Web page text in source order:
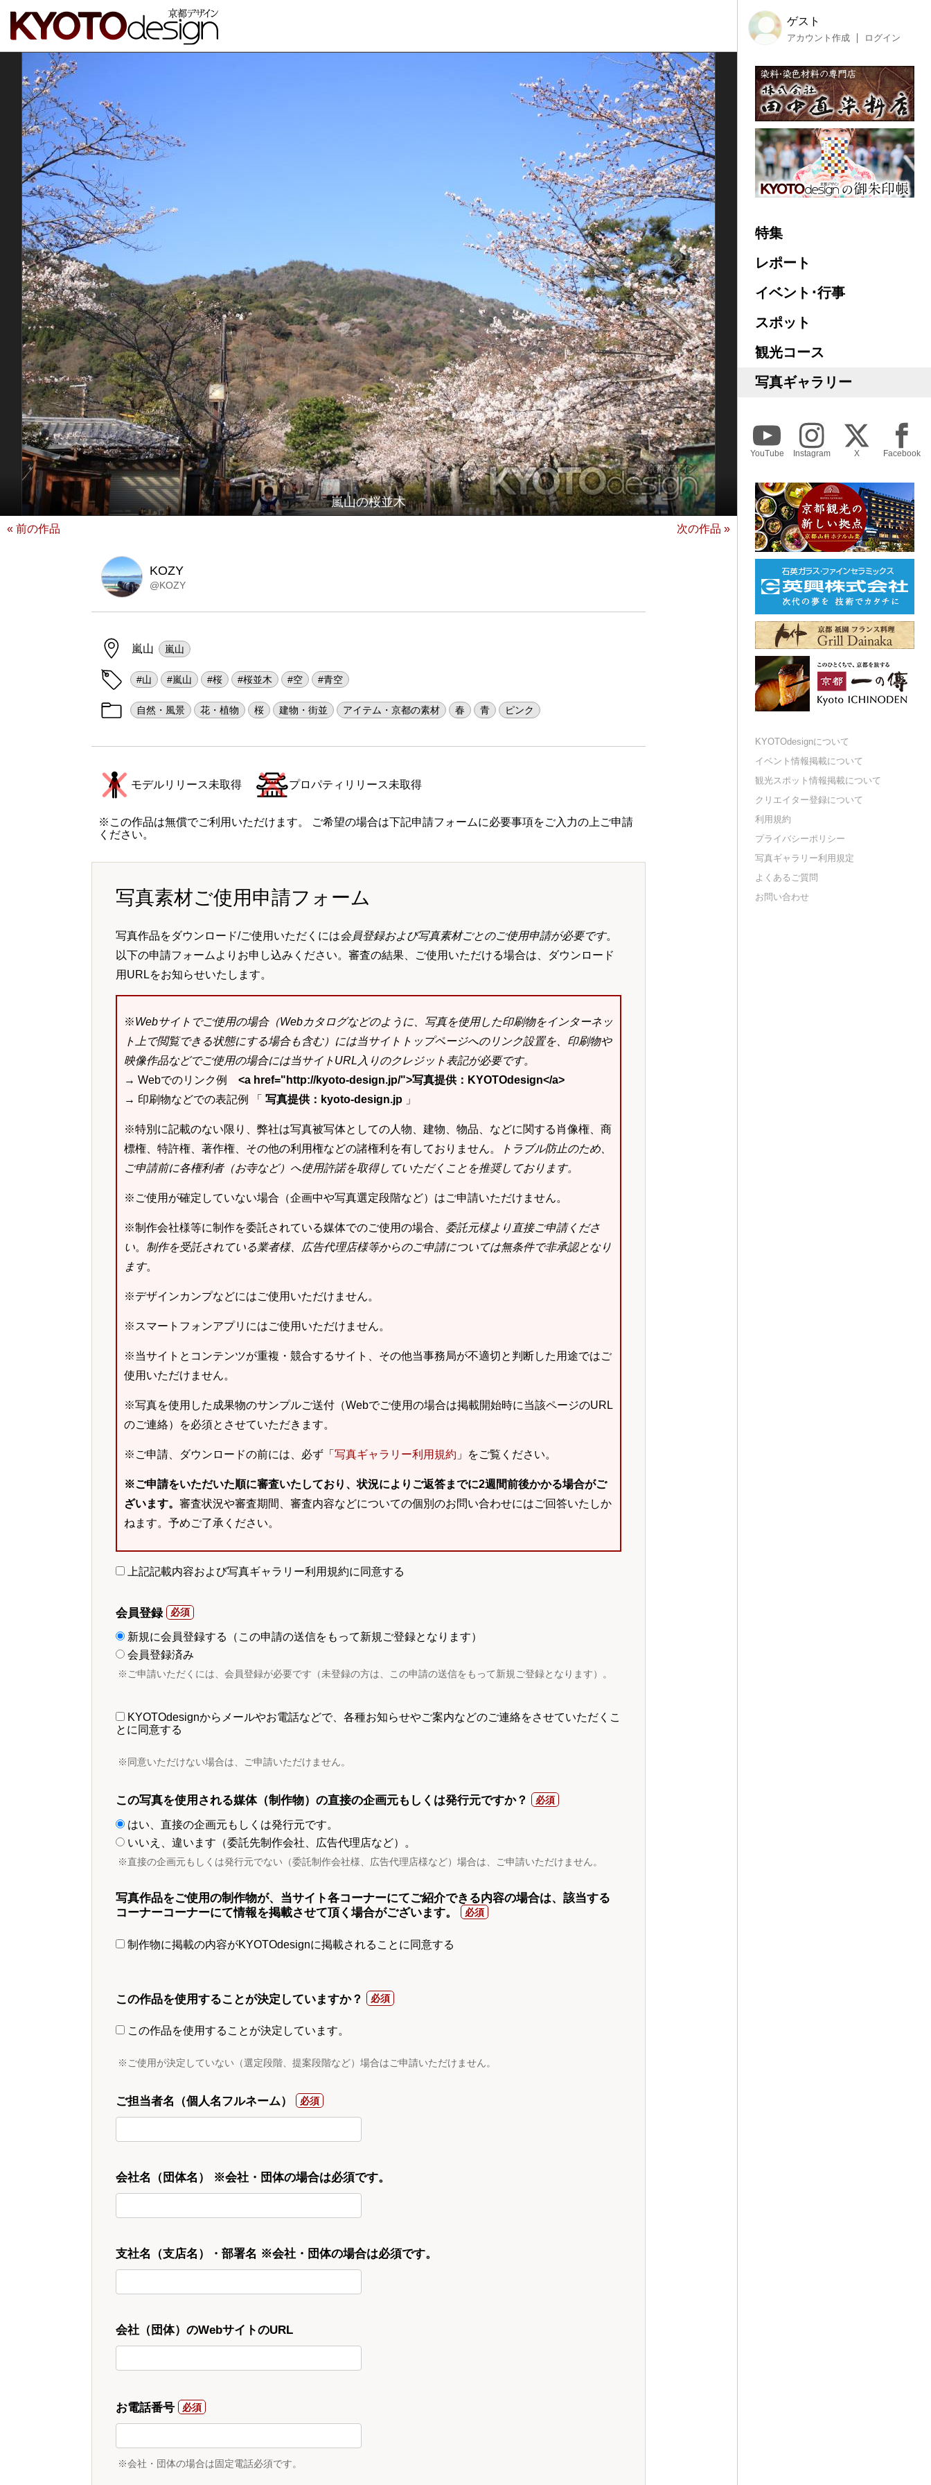
嵐山の桜並木
« 前の作品 次の作品 »
KOZY
@KOZY
嵐山 嵐山
#山 #嵐山 #桜 #桜並木 #空 #青空
自然・風景 花・植物 桜 建物・街並 アイテム・京都の素材 春 青 ピンク
モデルリリース未取得 プロパティリリース未取得
※この作品は無償でご利用いただけます。 ご希望の場合は下記申請フォームに必要事項をご入力の上ご申請
ください。
写真素材ご使用申請フォーム
写真作品をダウンロード/ご使用いただくには会員登録および写真素材ごとのご使用申請が必要です。
以下の申請フォームよりお申し込みください。審査の結果、ご使用いただける場合は、ダウンロード
用URLをお知らせいたします。
※Webサイトでご使用の場合（Webカタログなどのように、写真を使用した印刷物をインターネッ
ト上で閲覧できる状態にする場合も含む）には当サイトトップページへのリンク設置を、印刷物や
映像作品などでご使用の場合には当サイトURL入りのクレジット表記が必要です。
→ Webでのリンク例 <a href="http://kyoto-design.jp/">写真提供：KYOTOdesign</a>
→ 印刷物などでの表記例 「 写真提供：kyoto-design.jp 」
※特別に記載のない限り、弊社は写真被写体としての人物、建物、物品、などに関する肖像権、商
標権、特許権、著作権、その他の利用権などの諸権利を有しておりません。
トラブル防止のため、
ご申請前に各権利者（お寺など）へ使用許諾を取得していただくことを推奨しております。
※ご使用が確定していない場合（企画中や写真選定段階など）はご申請いただけません。
※制作会社様等に制作を委託されている媒体でのご使用の場合、 委託元様より直接ご申請くださ
い。 制作を受託されている業者様、広告代理店様等からのご申請については無条件で非承認となり
ます。
※デザインカンプなどにはご使用いただけません。
※スマートフォンアプリにはご使用いただけません。
※当サイトとコンテンツが重複・競合するサイト、その他当事務局が不適切と判断した用途ではご
使用いただけません。
※写真を使用した成果物のサンプルご送付（Webでご使用の場合は掲載開始時に当該ページのURL
のご連絡）を必須とさせていただきます。
※ご申請、ダウンロードの前には、必ず「 写真ギャラリー利用規約 」をご覧ください。
※ご申請をいただいた順に審査いたしており、状況によりご返答までに2週間前後かかる場合がご
ざいます。 審査状況や審査期間、審査内容などについての個別のお問い合わせにはご回答いたしか
ねます。予めご了承ください。
上記記載内容および写真ギャラリー利用規約に同意する
会員登録
新規に会員登録する（この申請の送信をもって新規ご登録となります）
会員登録済み
※ご申請いただくには、会員登録が必要です（未登録の方は、この申請の送信をもって新規ご登録となります）。
KYOTOdesignからメールやお電話などで、各種お知らせやご案内などのご連絡をさせていただくこ
とに同意する
※同意いただけない場合は、ご申請いただけません。
この写真を使用される媒体（制作物）の直接の企画元もしくは発行元ですか？
はい、直接の企画元もしくは発行元です。
いいえ、違います（委託先制作会社、広告代理店など）。
※直接の企画元もしくは発行元でない（委託制作会社様、広告代理店様など）場合は、ご申請いただけません。
写真作品をご使用の制作物が、当サイト各コーナーにてご紹介できる内容の場合は、該当する
コーナーコーナーにて情報を掲載させて頂く場合がございます。
制作物に掲載の内容がKYOTOdesignに掲載されることに同意する
この作品を使用することが決定していますか？
この作品を使用することが決定しています。
※ご使用が決定していない（選定段階、提案段階など）場合はご申請いただけません。
ご担当者名（個人名フルネーム）
会社名（団体名） ※会社・団体の場合は必須です。
支社名（支店名）・部署名 ※会社・団体の場合は必須です。
会社（団体）のWebサイトのURL
お電話番号
※会社・団体の場合は固定電話必須です。
ゲスト
アカウント作成 ログイン
特集
レポート
イベント･行事
スポット
観光コース
写真ギャラリー
YouTube Instagram X Facebook
KYOTOdesignについて
イベント情報掲載について
観光スポット情報掲載について
クリエイター登録について
利用規約
プライバシーポリシー
写真ギャラリー利用規定
よくあるご質問
お問い合わせ